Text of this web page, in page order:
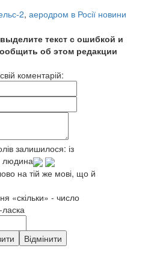
2, аеродром в Росії новини
текст с ошибкой и
об этом редакции
коментарій:
залишилося: із
людина
на тій же мові, що й
«скільки» - число